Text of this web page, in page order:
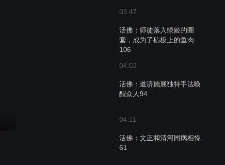
03:47
活佛：师徒落入绿姬的圈
套，成为了砧板上的鱼肉
106
04:02
活佛：道济施展独特手法唤
醒众人94
04:11
活佛：文正和清河同病相怜
61